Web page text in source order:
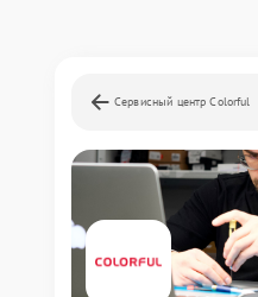
Сервисный центр Colorful